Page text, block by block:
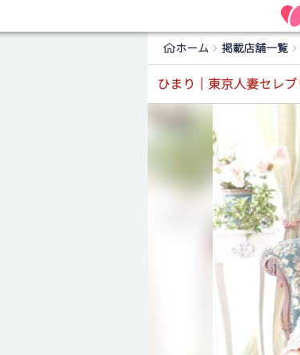
ホーム 掲載店舗一覧
ひまり｜東京人妻セレ